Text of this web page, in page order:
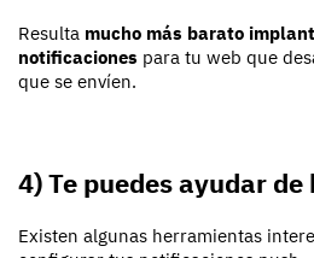
Resulta mucho más barato
notificaciones para tu web que
que se envíen.
4) Te puedes ayudar
Existen algunas herramientas